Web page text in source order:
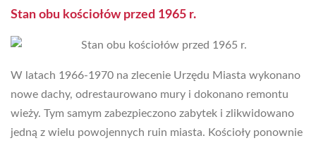
Stan obu kościołów przed 1965 r.
W latach 1966-1970 na zlecenie Urzędu Miasta wykonano
nowe dachy, odrestaurowano mury i dokonano remontu
wieży. Tym samym zabezpieczono zabytek i zlikwidowano
jedną z wielu powojennych ruin miasta. Kościoły ponownie